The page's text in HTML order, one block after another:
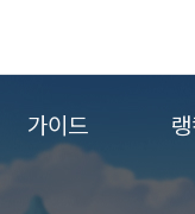
가이드